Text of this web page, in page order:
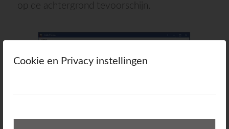
Cookie en Privacy instellingen
op de achtergrond tevoorschijn.
Je sluit het venster van deanamnese en je klik